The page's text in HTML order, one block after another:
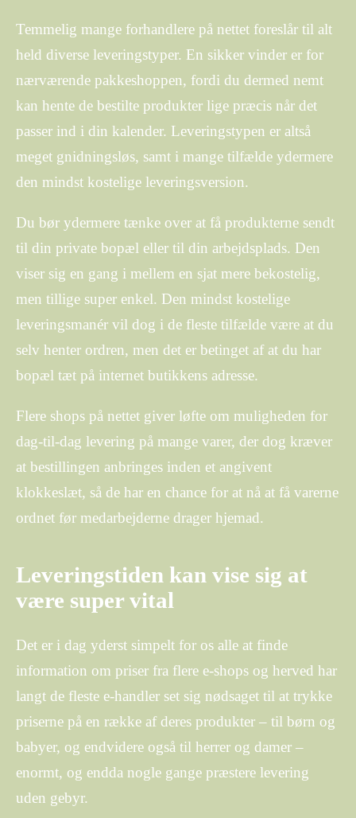
Temmelig mange forhandlere på nettet foreslår til alt
held diverse leveringstyper. En sikker vinder er for
nærværende pakkeshoppen, fordi du dermed nemt
kan hente de bestilte produkter lige præcis når det
passer ind i din kalender. Leveringstypen er altså
meget gnidningsløs, samt i mange tilfælde ydermere
den mindst kostelige leveringsversion.
Du bør ydermere tænke over at få produkterne sendt
til din private bopæl eller til din arbejdsplads. Den
viser sig en gang i mellem en sjat mere bekostelig,
men tillige super enkel. Den mindst kostelige
leveringsmanér vil dog i de fleste tilfælde være at du
selv henter ordren, men det er betinget af at du har
bopæl tæt på internet butikkens adresse.
Flere shops på nettet giver løfte om muligheden for
dag-til-dag levering på mange varer, der dog kræver
at bestillingen anbringes inden et angivent
klokkeslæt, så de har en chance for at nå at få varerne
ordnet før medarbejderne drager hjemad.
Leveringstiden kan vise sig at
være super vital
Det er i dag yderst simpelt for os alle at finde
information om priser fra flere e-shops og herved har
langt de fleste e-handler set sig nødsaget til at trykke
priserne på en række af deres produkter – til børn og
babyer, og endvidere også til herrer og damer –
enormt, og endda nogle gange præstere levering
uden gebyr.